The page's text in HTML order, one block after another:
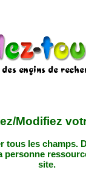
Modifiez
tous les champs.
site.